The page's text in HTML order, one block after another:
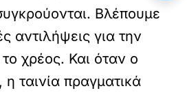
Βλέπουμε
αντιλήψεις για την
χρέος. Και όταν ο
ταινία πραγματικά